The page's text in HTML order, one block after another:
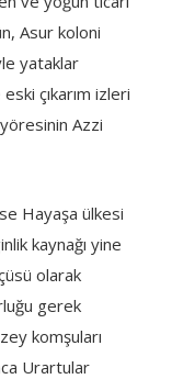
Asur koloni
yataklar
çıkarım izleri
Azzi
Hayaşa ülkesi
kaynağı yine
olarak
gerek
komşuları
Urartular